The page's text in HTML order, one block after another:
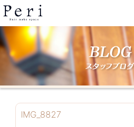
IMG_8827